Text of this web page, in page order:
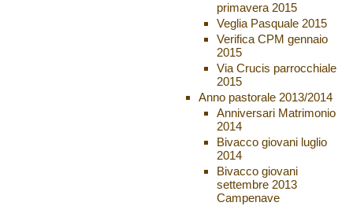
primavera 2015
Veglia Pasquale 2015
Verifica CPM gennaio
2015
Via Crucis parrocchiale
2015
Anno pastorale 2013/2014
Anniversari Matrimonio
2014
Bivacco giovani luglio
2014
Bivacco giovani
settembre 2013
Campenave